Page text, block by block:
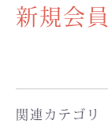
新規会
関連カテゴリ